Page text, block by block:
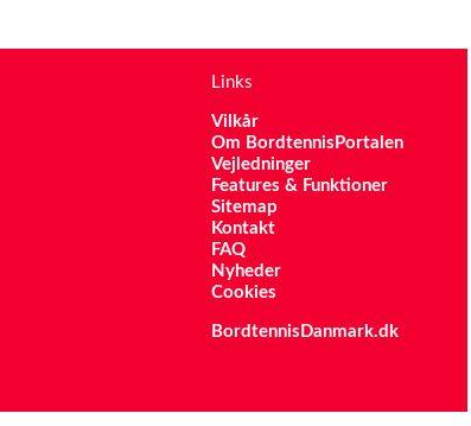
Links
Vilkår
Om BordtennisPortalen
Vejledninger
Features & Funktioner
Sitemap
Kontakt
FAQ
Nyheder
Cookies
BordtennisDanmark.dk